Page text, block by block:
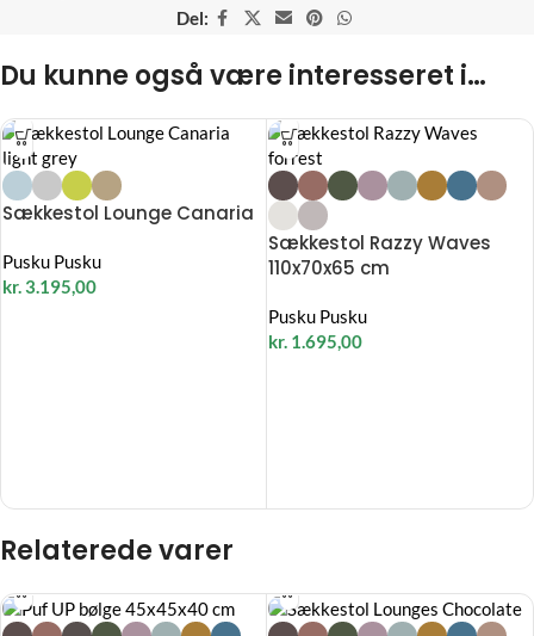
Del:
Du kunne også være interesseret i…
Sækkestol Lounge Canaria
Pusku Pusku
kr. 3.195,00
Sækkestol Razzy Waves
110x70x65 cm
Pusku Pusku
kr. 1.695,00
Relaterede varer